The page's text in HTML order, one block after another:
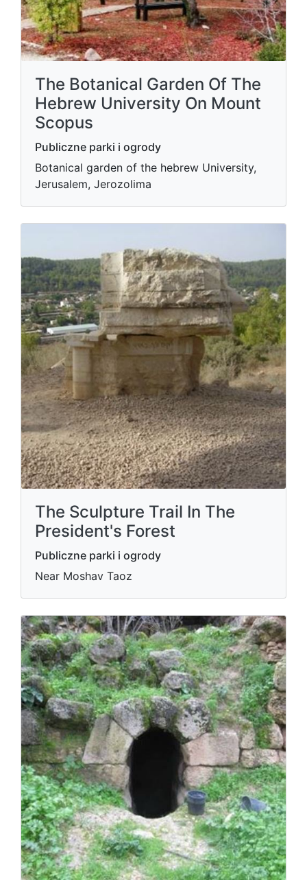
The Botanical Garden Of The
Hebrew University On Mount
Scopus
Publiczne parki i ogrody
Botanical garden of the hebrew University,
Jerusalem, Jerozolima
The Sculpture Trail In The
President's Forest
Publiczne parki i ogrody
Near Moshav Taoz